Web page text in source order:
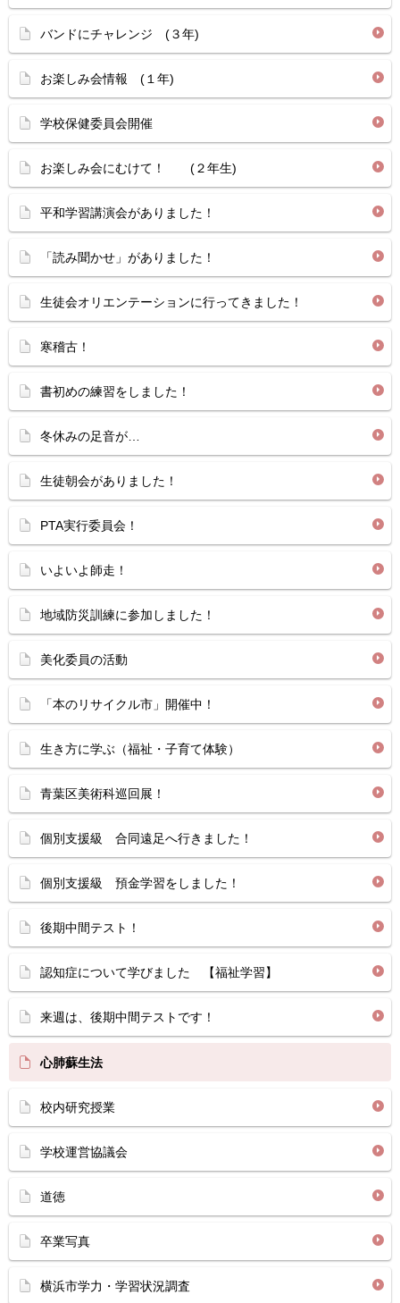
バンドにチャレンジ (３年)
お楽しみ会情報 (１年)
学校保健委員会開催
お楽しみ会にむけて！ (２年生)
平和学習講演会がありました！
「読み聞かせ」がありました！
生徒会オリエンテーションに行ってきました！
寒稽古！
書初めの練習をしました！
冬休みの足音が…
生徒朝会がありました！
PTA実行委員会！
いよいよ師走！
地域防災訓練に参加しました！
美化委員の活動
「本のリサイクル市」開催中！
生き方に学ぶ（福祉・子育て体験）
青葉区美術科巡回展！
個別支援級 合同遠足へ行きました！
個別支援級 預金学習をしました！
後期中間テスト！
認知症について学びました 【福祉学習】
来週は、後期中間テストです！
心肺蘇生法
校内研究授業
学校運営協議会
道徳
卒業写真
横浜市学力・学習状況調査